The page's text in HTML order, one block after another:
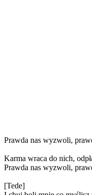
Prawda nas wyzwoli,
Karma wraca do nich,
Prawda nas wyzwoli,
[Tede]